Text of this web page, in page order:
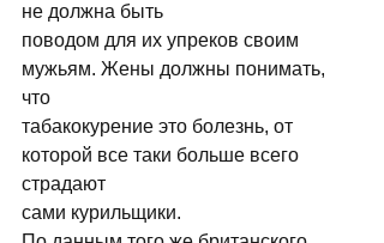
не должна быть
поводом для их упреков своим
мужьям. Жены должны понимать,
что
табакокурение это болезнь, от
которой все таки больше всего
страдают
сами курильщики.